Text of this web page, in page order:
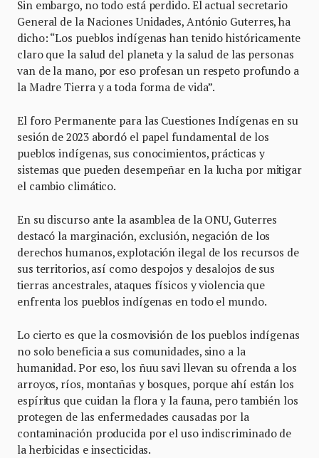
Sin embargo, no todo está perdido. El actual secretario
General de la Naciones Unidades, António Guterres, ha
dicho: “Los pueblos indígenas han tenido históricamente
claro que la salud del planeta y la salud de las personas
van de la mano, por eso profesan un respeto profundo a
la Madre Tierra y a toda forma de vida”.
El foro Permanente para las Cuestiones Indígenas en su
sesión de 2023 abordó el papel fundamental de los
pueblos indígenas, sus conocimientos, prácticas y
sistemas que pueden desempeñar en la lucha por mitigar
el cambio climático.
En su discurso ante la asamblea de la ONU, Guterres
destacó la marginación, exclusión, negación de los
derechos humanos, explotación ilegal de los recursos de
sus territorios, así como despojos y desalojos de sus
tierras ancestrales, ataques físicos y violencia que
enfrenta los pueblos indígenas en todo el mundo.
Lo cierto es que la cosmovisión de los pueblos indígenas
no solo beneficia a sus comunidades, sino a la
humanidad. Por eso, los ñuu savi llevan su ofrenda a los
arroyos, ríos, montañas y bosques, porque ahí están los
espíritus que cuidan la flora y la fauna, pero también los
protegen de las enfermedades causadas por la
contaminación producida por el uso indiscriminado de
la herbicidas e insecticidas.